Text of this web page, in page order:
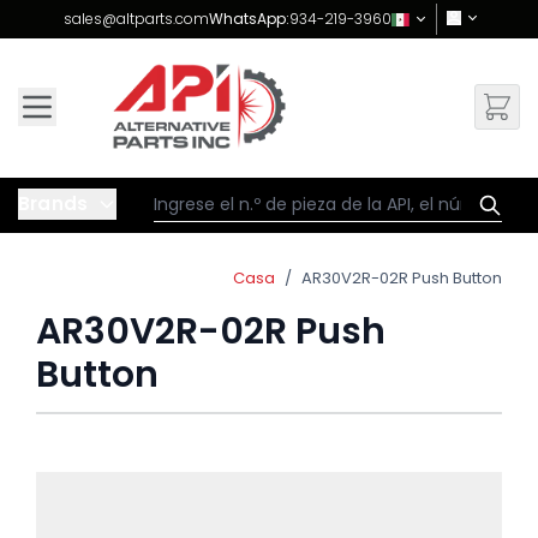
Skip to Content
sales@altparts.comWhatsApp:934-219-3960
Casa / AR30V2R-02R Push Button
AR30V2R-02R Push
Button